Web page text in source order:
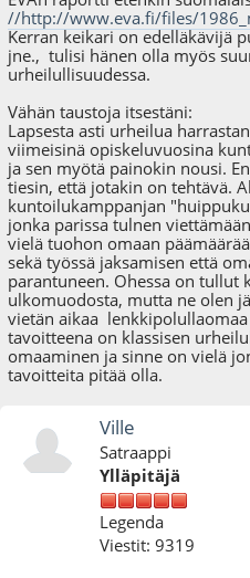
//http://www.eva.fi/files/
Kerran keikari on edelläkävijä
jne., tulisi hänen olla myös
urheilullisuudessa.
Vähän taustoja itsestäni:
Lapsesta asti urheilua
viimeisinä opiskeluvuosina
ja sen myötä painokin nousi.
tiesin, että jotakin on tehtävä.
kuntoilukamppanjan
jonka parissa tulnen
vielä tuohon omaan
sekä työssä jaksamisen että
parantuneen. Ohessa on tullut
ulkomuodosta, mutta ne olen
vietän aikaa
tavoitteena on klassisen
omaaminen ja sinne on vielä
tavoitteita pitää olla.
Ville
Satraappi
Ylläpitäjä
Legenda
Viestit: 9319